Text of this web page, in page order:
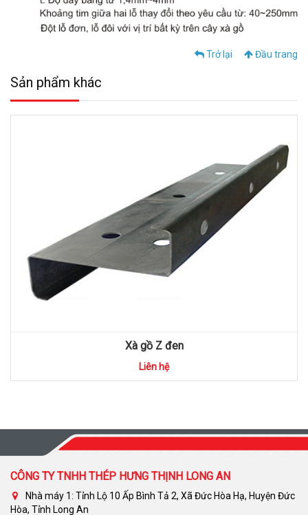
Trở lại Đầu trang
Sản phẩm khác
Xà gồ Z đen
Liên hệ
CÔNG TY TNHH THÉP HƯNG THỊNH LONG AN
Nhà máy 1: Tỉnh Lộ 10 Ấp Bình Tả 2, Xã Đức Hòa Hạ, Huyện Đức
Hòa, Tỉnh Long An